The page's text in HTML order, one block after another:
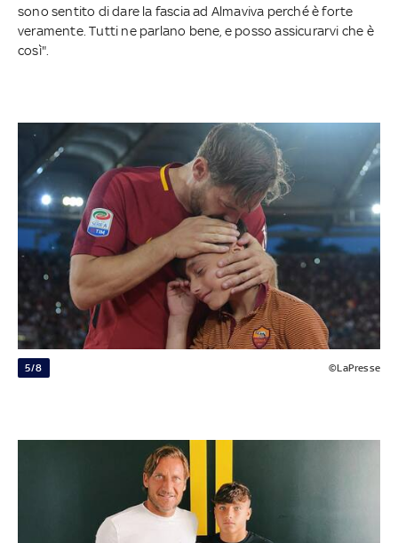
sono sentito di dare la fascia ad Almaviva perché è forte
veramente. Tutti ne parlano bene, e posso assicurarvi che è
così".
5/8 ©LaPresse